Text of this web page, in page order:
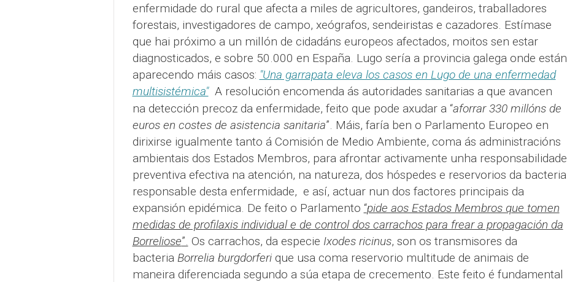
enfermidade do rural que afecta a miles de agricultores, gandeiros, traballadores
forestais, investigadores de campo, xeógrafos, sendeiristas e cazadores. Estímase
que hai próximo a un millón de cidadáns europeos afectados, moitos sen estar
diagnosticados, e sobre 50.000 en España. Lugo sería a provincia galega onde están
aparecendo máis casos: "Una garrapata eleva los casos en Lugo de una enfermedad
multisistémica" A resolución encomenda ás autoridades sanitarias a que avancen
na detección precoz da enfermidade, feito que pode axudar a “aforrar 330 millóns de
euros en costes de asistencia sanitaria”. Máis, faría ben o Parlamento Europeo en
dirixirse igualmente tanto á Comisión de Medio Ambiente, coma ás administracións
ambientais dos Estados Membros, para afrontar activamente unha responsabilidade
preventiva efectiva na atención, na natureza, dos hóspedes e reservorios da bacteria
responsable desta enfermidade, e así, actuar nun dos factores principais da
expansión epidémica. De feito o Parlamento “pide aos Estados Membros que tomen
medidas de profilaxis individual e de control dos carrachos para frear a propagación da
Borreliose”. Os carrachos, da especie Ixodes ricinus, son os transmisores da
bacteriaBorrelia burgdorferique usa coma reservorio multitude de animais de
maneira diferenciada segundo a súa etapa de crecemento. Este feito é fundamental